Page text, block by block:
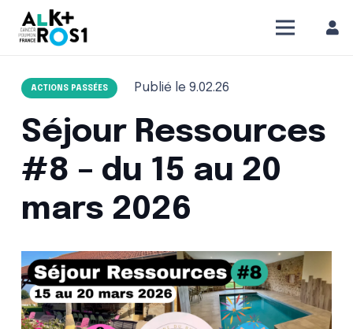
ACTIONS PASSÉES Publié le 9.02.26
Séjour Ressources
#8 – du 15 au 20
mars 2026